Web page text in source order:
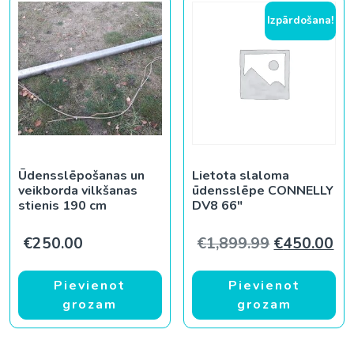
Ūdensslēpošanas un
veikborda vilkšanas
stienis 190 cm
€250.00
Pievienot
grozam
Izpārdošana!
Lietota slaloma
ūdensslēpe CONNELLY
DV8 66″
€1,899.99 Original
€450.00
Pievienot
grozam